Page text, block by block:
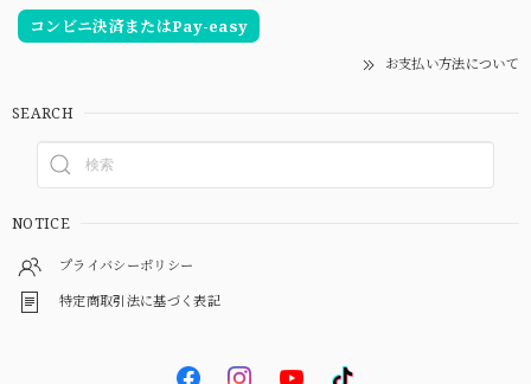
コンビニ決済またはPay-easy
お支払い方法について
SEARCH
NOTICE
プライバシーポリシー
特定商取引法に基づく表記